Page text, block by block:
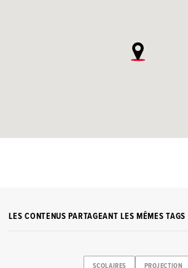
LES CONTENUS PARTAGEANT LES MÊMES TAGS
SCOLAIRES PROJECTION